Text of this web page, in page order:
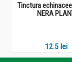
Tinctura
NERA
12.5 lei